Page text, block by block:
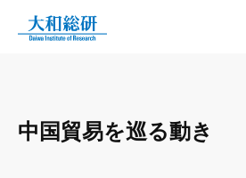
中国貿易を巡る動き